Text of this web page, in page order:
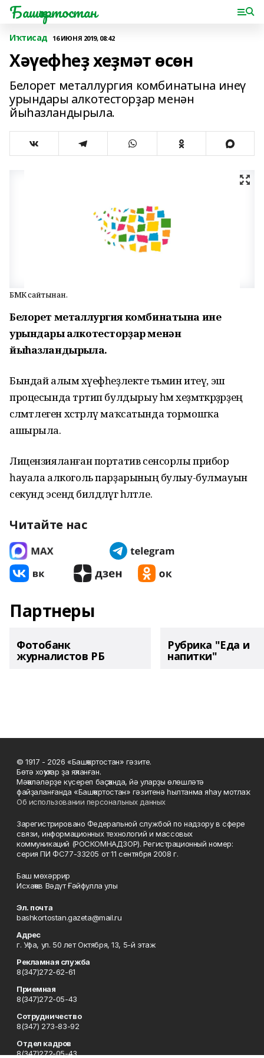
Башҡортостан
Иҡтисад 16 ИЮНЯ 2019, 08:42
Хәүефһеҙ хеҙмәт өсөн
Белорет металлургия комбинатына инеү
урындары алкотесторҙар менән
йыһазландырыла.
БМК сайтынан.
Белорет металлургия комбинатына инеү
урындары алкотесторҙар менән
йыһазландырыла.
Бындай алым хәүефһеҙлекте тәьмин итеү, эш
процесында тәртип булдырыу һәм хеҙмәткәрҙәрҙең
сәләмәтлеген хәстәрләү маҡсатында тормошҡа
ашырыла.
Лицензияланған портатив сенсорлы прибор
һауала алкоголь парҙарының булыу-булмауын
секунд эсендә билдәләүгә һәләтле.
Читайте нас
Партнеры
Фотобанк
журналистов РБ
Рубрика "Еда и
напитки"
© 1917 - 2026 «Башҡортостан» гәзите.
Бөтә хоҡуҡтар ҙа яҡланған.
Мәҡәләләрҙе күсереп баҫҡанда, йә уларҙы өлөшләтә
файҙаланғанда «Башҡортостан» гәзитенә һылтанма яһау мотлаҡ.
Об использовании персональных данных
Зарегистрировано Федеральной службой по надзору в сфере
связи, информационных технологий и массовых
коммуникаций (РОСКОМНАДЗОР). Регистрационный номер:
серия ПИ ФС77-33205 от 11 сентября 2008 г.
Баш мөхәррир
Исхаҡов Вәдүт Ғәйфулла улы
Эл. почта
bashkortostan.gazeta@mail.ru
Адрес
г. Уфа, ул. 50 лет Октября, 13, 5-й этаж
Рекламная служба
8(347)272-62-61
Приемная
8(347)272-05-43
Сотрудничество
8(347) 273-83-92
Отдел кадров
8(347)272-05-43